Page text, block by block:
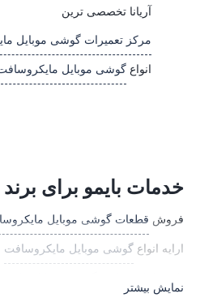
آریانا تخصصی ترین
مرکز تعمیرات گوشی موبایل
انواع گوشی موبایل
خدمات بایمو برای
فروش قطعات گوشی موبایل
ارایه انواع گوشی موبایل مایکروسافت
نمایش بیشتر